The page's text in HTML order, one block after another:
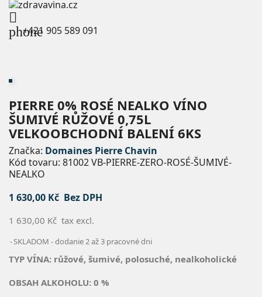

phone
+421 905 589 091
PIERRE 0% ROSÉ NEALKO VÍNO
ŠUMIVÉ RŮŽOVÉ 0,75L
VELKOOBCHODNÍ BALENÍ 6KS
Značka: Domaines Pierre Chavin
Kód tovaru: 81002 VB-PIERRE-ZERO-ROSÉ-ŠUMIVÉ-
NEALKO
1 630,00 Kč Bez DPH
1 630,00 Kč tax excl.
SKLADOM - dodanie 2 až 3 pracovné dni
TYP VÍNA: růžové, šumivé, polosuché, nealkoholické
OBSAH ALKOHOLU: 0 %